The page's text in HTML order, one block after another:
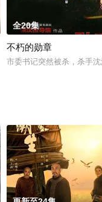
却发现嘉帝的背后有人正
一个复仇心切不择手段的
业后，放弃大城市优越的
全20集
不朽的勋章
市委书记突然被杀，杀手